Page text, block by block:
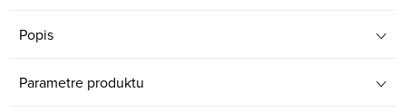
Popis
Parametre produktu